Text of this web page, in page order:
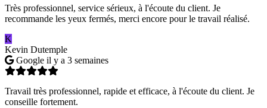
Très professionnel, service sérieux, à l'écoute du client. Je
recommande les yeux fermés, merci encore pour le travail réalisé.
K
Kevin Dutemple
Google il y a 3 semaines
Travail très professionnel, rapide et efficace, à l'écoute du client. Je
conseille fortement.